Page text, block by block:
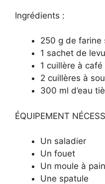
Ingrédients :
250 g de farine
1 sachet de
1 cuillère à café
2 cuillères à
300 ml d’eau
ÉQUIPEMENT
Un saladier
Un fouet
Un moule à pain
Une spatule